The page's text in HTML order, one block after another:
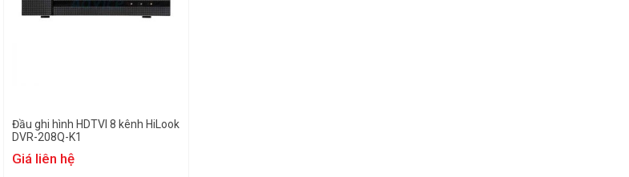
Đầu ghi hình HDTVI 8 kênh HiLook
DVR-208Q-K1
Giá liên hệ